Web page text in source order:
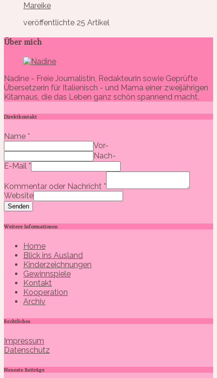
Mareike
veröffentlichte 25 Artikel
Über mich
Nadine - Freie Journalistin, Redakteurin sowie Geprüfte
Übersetzerin für Italienisch - und Mama einer zweijährigen
Kitamaus, die das Leben ganz schön spannend macht.
Direktkontakt
Name *
Vor-
Nach-
E-Mail *
Kommentar oder Nachricht *
Website
Senden
Weitere Informationen
Home
Blick ins Ausland
Kinderzeichnungen
Gewinnspiele
Kontakt
Kooperation
Archiv
Rechtliches
Impressum
Datenschutz
Neueste Beiträge